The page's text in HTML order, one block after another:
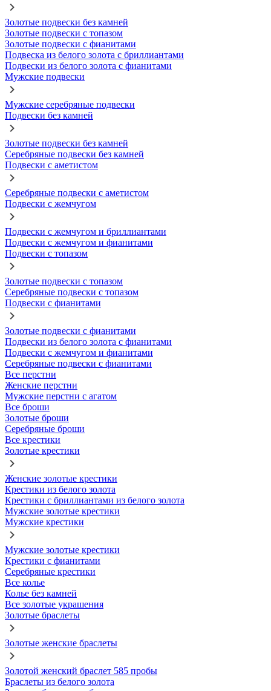
Золотые подвески без камней
Золотые подвески с топазом
Золотые подвески с фианитами
Подвеска из белого золота с бриллиантами
Подвески из белого золота с фианитами
Мужские подвески
Мужские серебряные подвески
Подвески без камней
Золотые подвески без камней
Серебряные подвески без камней
Подвески с аметистом
Серебряные подвески с аметистом
Подвески с жемчугом
Подвески с жемчугом и бриллиантами
Подвески с жемчугом и фианитами
Подвески с топазом
Золотые подвески с топазом
Серебряные подвески с топазом
Подвески с фианитами
Золотые подвески с фианитами
Подвески из белого золота с фианитами
Подвески с жемчугом и фианитами
Серебряные подвески с фианитами
Все перстни
Женские перстни
Мужские перстни с агатом
Все броши
Золотые броши
Серебряные броши
Все крестики
Золотые крестики
Женские золотые крестики
Крестики из белого золота
Крестики с бриллиантами из белого золота
Мужские золотые крестики
Мужские крестики
Мужские золотые крестики
Крестики с фианитами
Серебряные крестики
Все колье
Колье без камней
Все золотые украшения
Золотые браслеты
Золотые женские браслеты
Золотой женский браслет 585 пробы
Браслеты из белого золота